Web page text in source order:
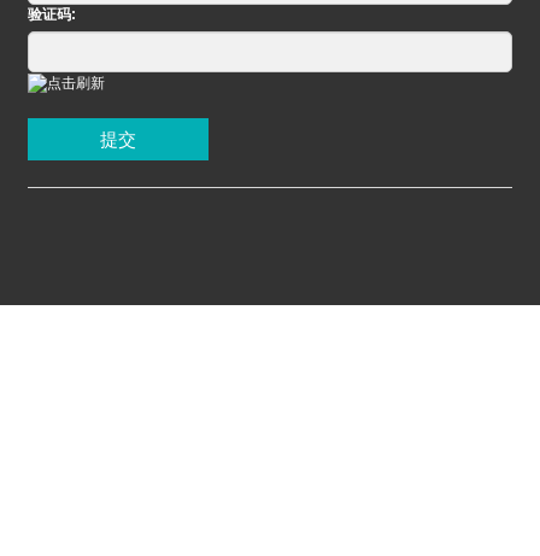
验证码:
提交